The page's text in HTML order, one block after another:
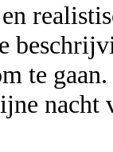
te
nacht